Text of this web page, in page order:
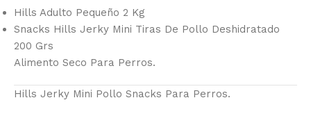
Hills Adulto Pequeño 2 Kg
Snacks Hills Jerky Mini Tiras De Pollo Deshidratado
200 Grs
Alimento Seco Para Perros.
Hills Jerky Mini Pollo Snacks Para Perros.